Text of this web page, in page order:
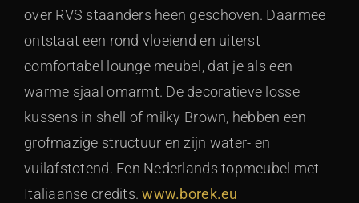
over RVS staanders heen geschoven. Daarmee
ontstaat een rond vloeiend en uiterst
comfortabel lounge meubel, dat je als een
warme sjaal omarmt. De decoratieve losse
kussens in shell of milky Brown, hebben een
grofmazige structuur en zijn water- en
vuilafstotend. Een Nederlands topmeubel met
Italiaanse credits.www.borek.eu